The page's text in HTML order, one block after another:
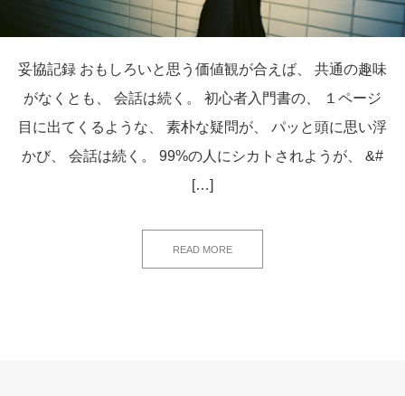
妥協記録 おもしろいと思う価値観が合えば、 共通の趣味
がなくとも、 会話は続く。 初心者入門書の、 １ページ
目に出てくるような、 素朴な疑問が、 パッと頭に思い浮
かび、 会話は続く。 99%の人にシカトされようが、 &#
[…]
READ MORE